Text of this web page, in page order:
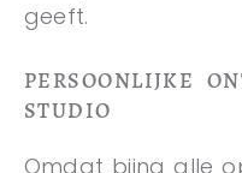
geeft.
PERSOONLIJKE
STUDIO
Omdat bijna alle